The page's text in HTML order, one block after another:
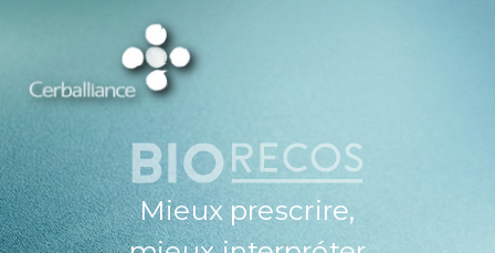
Mieux prescrire,